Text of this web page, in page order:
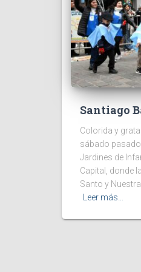
Santiago
Colorida y
sábado
Jardines de
Capital, donde
Santo y
Leer más…